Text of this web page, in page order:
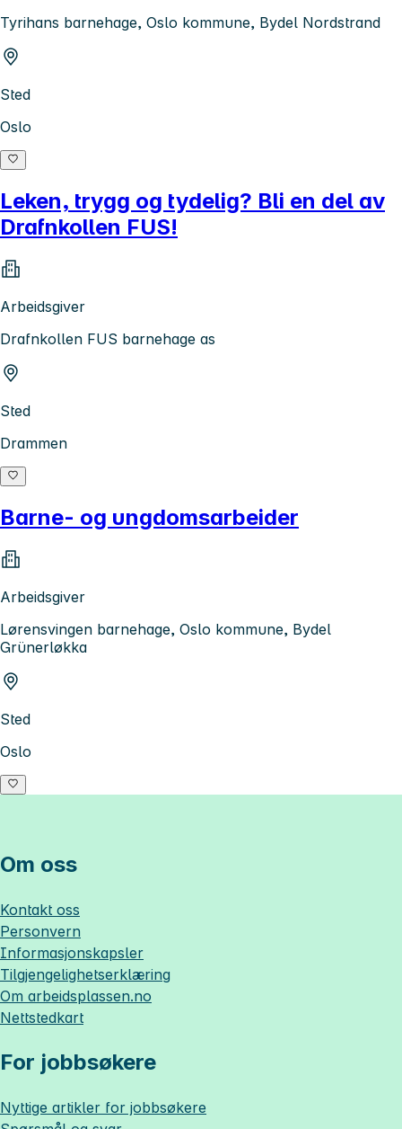
Tyrihans barnehage, Oslo kommune, Bydel Nordstrand
Sted
Oslo
Leken, trygg og tydelig? Bli en del av
Drafnkollen FUS!
Arbeidsgiver
Drafnkollen FUS barnehage as
Sted
Drammen
Barne- og ungdomsarbeider
Arbeidsgiver
Lørensvingen barnehage, Oslo kommune, Bydel
Grünerløkka
Sted
Oslo
Om oss
Kontakt oss
Personvern
Informasjonskapsler
Tilgjengelighetserklæring
Om arbeidsplassen.no
Nettstedkart
For jobbsøkere
Nyttige artikler for jobbsøkere